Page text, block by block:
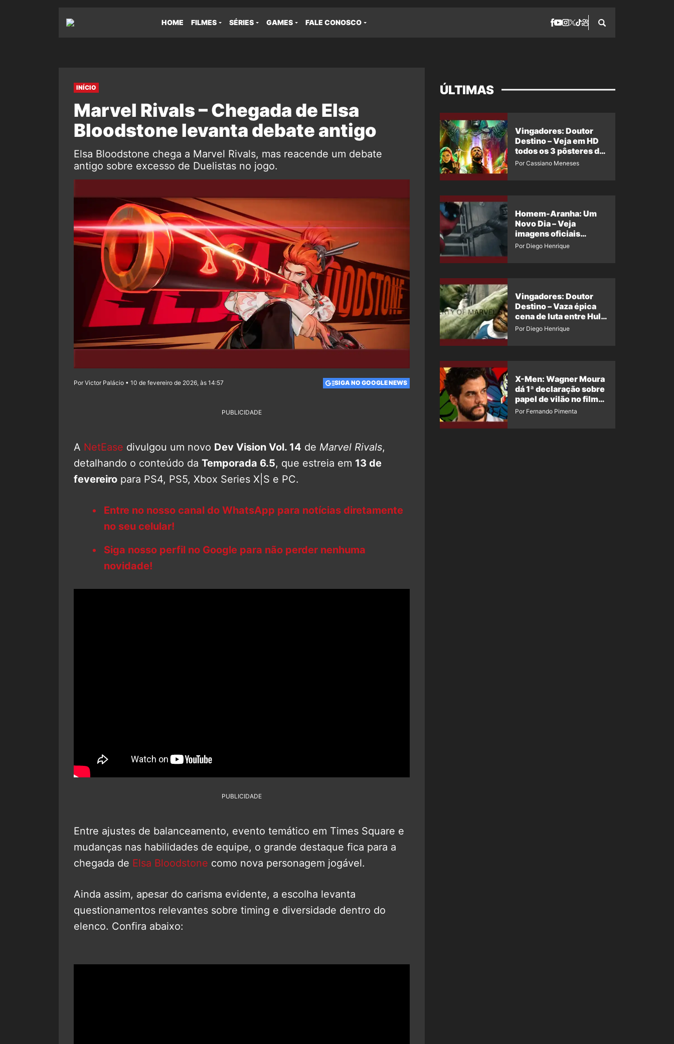
HOME FILMES SÉRIES GAMES FALE CONOSCO
INÍCIO
Marvel Rivals – Chegada de Elsa
Bloodstone levanta debate antigo
Elsa Bloodstone chega a Marvel Rivals, mas reacende um debate
antigo sobre excesso de Duelistas no jogo.
Por Victor Palácio • 10 de fevereiro de 2026, às 14:57 SIGA NO GOOGLE NEWS
PUBLICIDADE
A NetEase divulgou um novo Dev Vision Vol. 14 de Marvel Rivals,
detalhando o conteúdo da Temporada 6.5, que estreia em 13 de
fevereiro para PS4, PS5, Xbox Series X|S e PC.
Entre no nosso canal do WhatsApp para notícias diretamente
no seu celular!
Siga nosso perfil no Google para não perder nenhuma
novidade!
PUBLICIDADE
Entre ajustes de balanceamento, evento temático em Times Square e
mudanças nas habilidades de equipe, o grande destaque fica para a
chegada de Elsa Bloodstone como nova personagem jogável.
Ainda assim, apesar do carisma evidente, a escolha levanta
questionamentos relevantes sobre timing e diversidade dentro do
elenco. Confira abaixo:
ÚLTIMAS
Vingadores: Doutor
Destino – Veja em HD
todos os 3 pôsteres de
‘Doomsday’ + 1 imagem
Por Cassiano Meneses
Homem-Aranha: Um
Novo Dia – Veja
imagens oficiais
descartadas do Hulk
Por Diego Henrique
Vingadores: Doutor
Destino – Vaza épica
cena de luta entre Hulk
e o Coisa
Por Diego Henrique
X-Men: Wagner Moura
dá 1ª declaração sobre
papel de vilão no filme
da Marvel
Por Fernando Pimenta